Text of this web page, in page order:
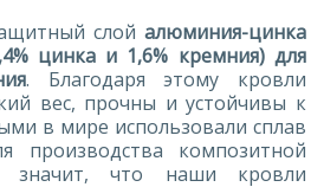
слойалюминия-цинка
цинка и 1,6% кремния) для
. Благодаря этому кровли
вес, прочны и устойчивы к
в мире использовали сплав
производства композитной
значит, что наши кровли